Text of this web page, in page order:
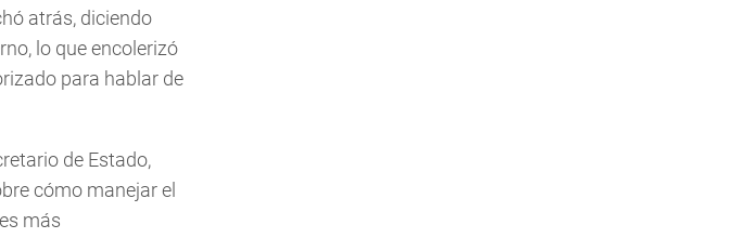
atrás, diciendo
lo que encolerizó
para hablar de
de Estado,
cómo manejar el
más